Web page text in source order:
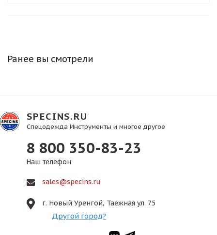
Ранее вы смотрели
SPECINS.RU
Спецодежда Инструменты и многое другое
8 800 350-83-23
Наш телефон
sales@specins.ru
г. Новый Уренгой, Таежная ул. 75
Другой город?